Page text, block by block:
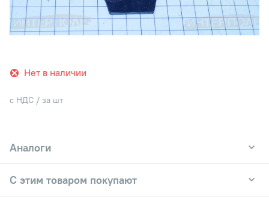
Нет в наличии
с НДС / за шт
Аналоги
С этим товаром покупают